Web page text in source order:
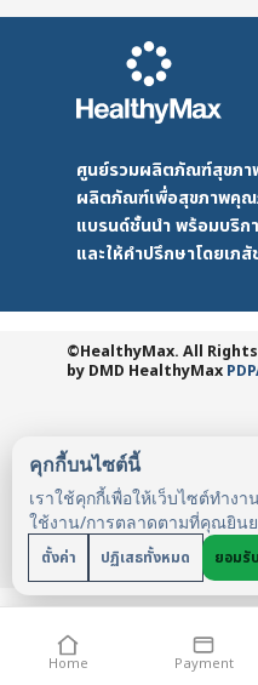
คุกกี้บนไซต์นี้
เราใช้คุกกี้เพื่อให้เว็บไซต์ทำง
ใช้งาน/การตลาดตามที่คุณยิน
ตั้งค่า ปฏิเสธทั้งหมด ยอมรั
ศูนย์รวมผลิตภัณฑ์สุขภา
ผลิตภัณฑ์เพื่อสุขภาพคุณ
แบรนด์ชั้นนำ พร้อมบริก
และให้คำปรึกษาโดยเภ
©HealthyMax. All
by DMD HealthyMax
Home Payment